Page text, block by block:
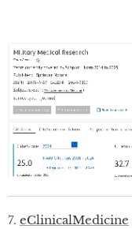
7. eClinicalMedicine